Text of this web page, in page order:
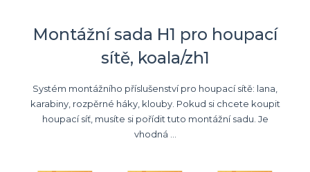
Montážní sada H1 pro houpací
sítě, koala/zh1
Systém montážního příslušenství pro houpací sítě: lana,
karabiny, rozpěrné háky, klouby. Pokud si chcete koupit
houpací síť, musíte si pořídit tuto montážní sadu. Je
vhodná ...